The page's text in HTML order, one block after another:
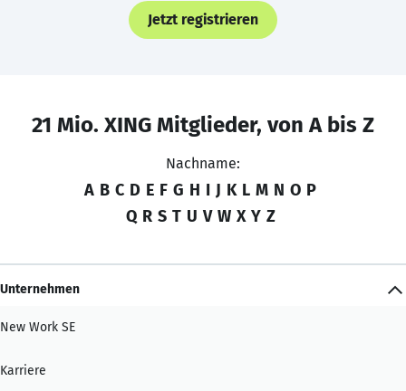
Jetzt registrieren
21 Mio. XING Mitglieder, von A bis Z
Nachname:
A B C D E F G H I J K L M N O P
Q R S T U V W X Y Z
Unternehmen
New Work SE
Karriere